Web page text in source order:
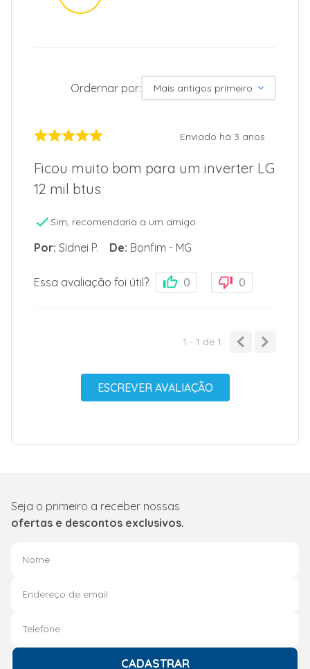
Ordernar por: Mais antigos primeiro
Enviado há 3 anos
Ficou muito bom para um inverter LG
12 mil btus
Sim, recomendaria a um amigo
Por: Sidnei P. De: Bonfim - MG
Essa avaliação foi útil? 0 0
1 - 1 de 1
ESCREVER AVALIAÇÃO
Seja o primeiro a receber nossas
ofertas e descontos exclusivos.
CADASTRAR